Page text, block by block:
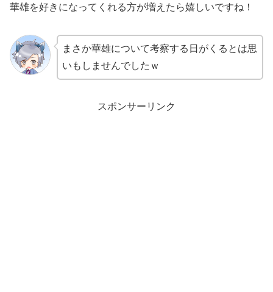
華雄を好きになってくれる方が増えたら嬉しいですね！
まさか華雄について考察する日がくるとは思
いもしませんでしたｗ
スポンサーリンク